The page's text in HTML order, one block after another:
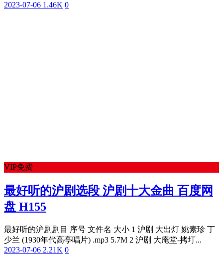
2023-07-06 1.46K 0
VIP免费
最好听的沪剧选段 沪剧十大金曲 百度网
盘 H155
最好听的沪剧剧目 序号 文件名 大小 1 沪剧 大出灯 姚素珍 丁
少兰 (1930年代高亭唱片) .mp3 5.7M 2 沪剧 大庵堂-拷圢...
2023-07-06 2.21K 0